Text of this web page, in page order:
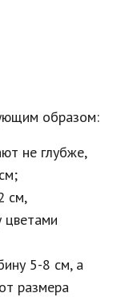
образом:
не глубже,
см,
цветами
5-8 см, а
размера